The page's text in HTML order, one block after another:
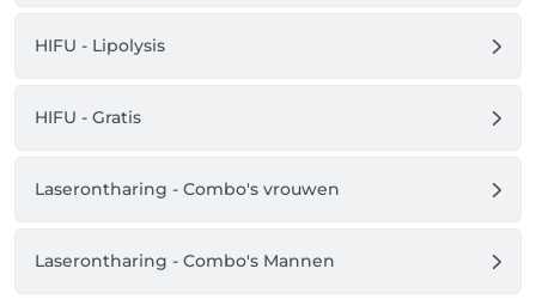
voordat je voor je allereerste sessie naar de kliniek
HIFU - Lipolysis
HIFU - Gratis
Laserontharing - Combo's vrouwen
Laserontharing - Combo's Mannen